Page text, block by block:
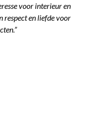
voor interieur en
respect en liefde voor